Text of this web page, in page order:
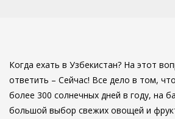
Когда ехать в Узбекистан? На этот
ответить – Сейчас! Все дело в том,
более 300 солнечных дней в году, на
большой выбор свежих овощей и